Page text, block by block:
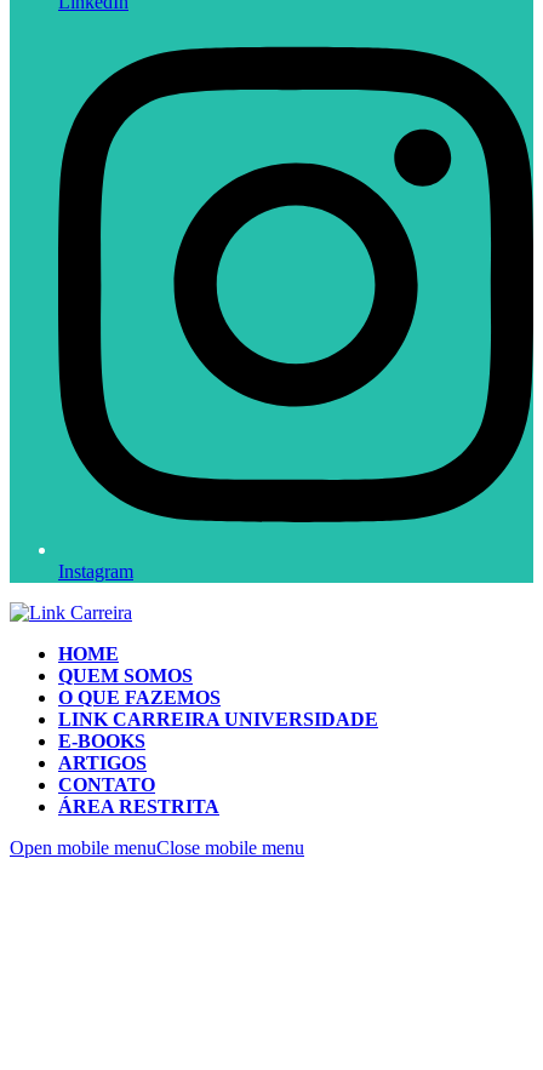
Instagram
HOME
QUEM SOMOS
O QUE FAZEMOS
LINK CARREIRA UNIVERSIDADE
E-BOOKS
ARTIGOS
CONTATO
ÁREA RESTRITA
Open mobile menuClose mobile menu